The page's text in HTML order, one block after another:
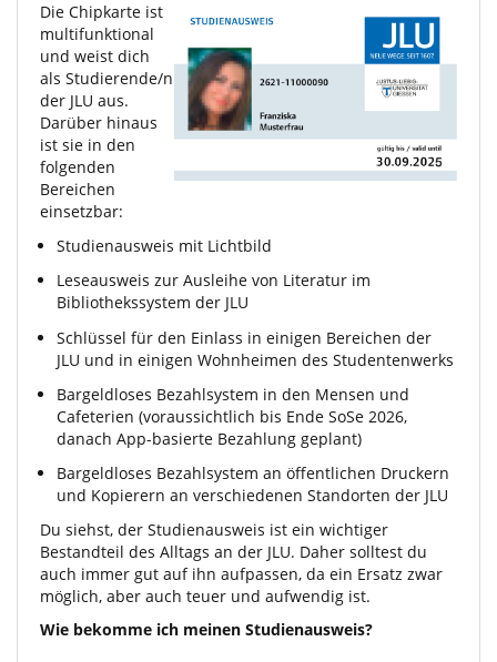
Die Chipkarte ist
multifunktional
und weist dich
als Studierende/n
der JLU aus.
Darüber hinaus
ist sie in den
folgenden
Bereichen
einsetzbar:
Studienausweis mit Lichtbild
Leseausweis zur Ausleihe von Literatur im
Bibliothekssystem der JLU
Schlüssel für den Einlass in einigen Bereichen der
JLU und in einigen Wohnheimen des Studentenwerks
Bargeldloses Bezahlsystem in den Mensen und
Cafeterien (voraussichtlich bis Ende SoSe 2026,
danach App-basierte Bezahlung geplant)
Bargeldloses Bezahlsystem an öffentlichen Druckern
und Kopierern an verschiedenen Standorten der JLU
Du siehst, der Studienausweis ist ein wichtiger
Bestandteil des Alltags an der JLU. Daher solltest du
auch immer gut auf ihn aufpassen, da ein Ersatz zwar
möglich, aber auch teuer und aufwendig ist.
Wie bekomme ich meinen Studienausweis?